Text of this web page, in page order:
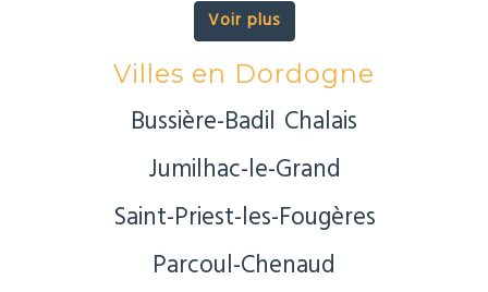
Voir plus
Villes en Dordogne
Bussière-Badil Chalais
Jumilhac-le-Grand
Saint-Priest-les-Fougères
Parcoul-Chenaud